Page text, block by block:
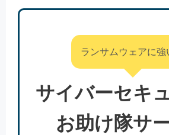
ランサムウェアに強
サイバーセキ
お助け隊サ